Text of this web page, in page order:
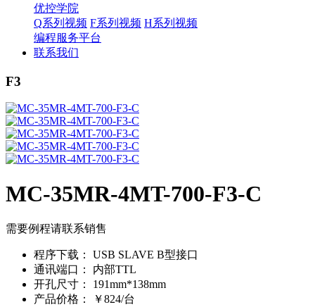
优控学院
Q系列视频 F系列视频 H系列视频
编程服务平台
联系我们
F3
MC-35MR-4MT-700-F3-C
需要例程请联系销售
程序下载：
USB SLAVE B型接口
通讯端口：
内部TTL
开孔尺寸：
191mm*138mm
产品价格：
￥824/台